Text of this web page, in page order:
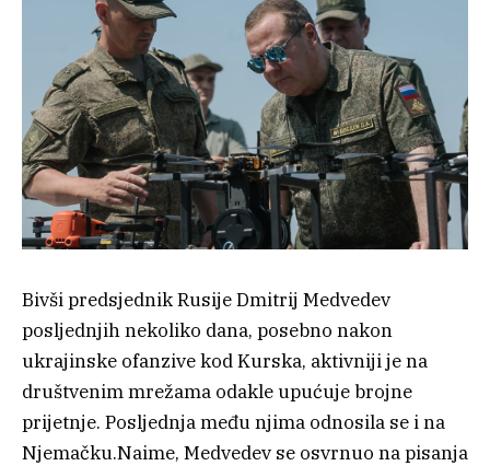
Bivši predsjednik Rusije Dmitrij Medvedev
posljednjih nekoliko dana, posebno nakon
ukrajinske ofanzive kod Kurska, aktivniji je na
društvenim mrežama odakle upućuje brojne
prijetnje. Posljednja među njima odnosila se i na
Njemačku.Naime, Medvedev se osvrnuo na pisanja